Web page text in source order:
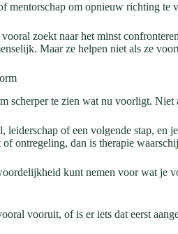
mentorschap om opnieuw richting
zoekt naar het minst
Maar ze helpen niet als ze
scherper te zien wat nu voorligt. Niet
of een volgende stap,
ontregeling, dan is therapie
kunt nemen voor wat je
vooruit, of is er iets dat eerst